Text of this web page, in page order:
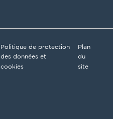
Politique de protection
des données et
cookies
Plan
du
site